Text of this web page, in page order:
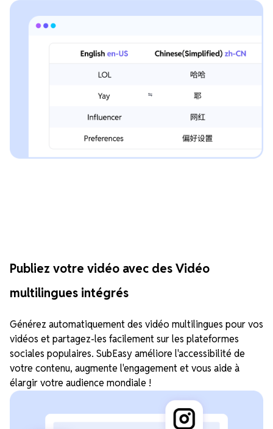
Publiez votre vidéo avec des Vidéo
multilingues intégrés
Générez automatiquement des vidéo multilingues pour vos
vidéos et partagez-les facilement sur les plateformes
sociales populaires. SubEasy améliore l'accessibilité de
votre contenu, augmente l'engagement et vous aide à
élargir votre audience mondiale !